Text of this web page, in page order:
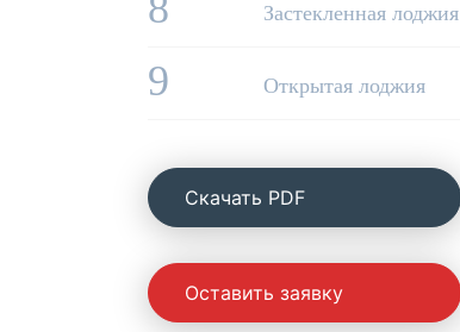
Застекленная лоджия
9 Открытая лоджия
Cкачать PDF
Оставить заявку